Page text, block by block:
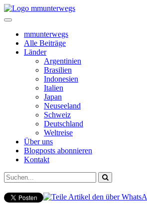
mmunterwegs
Alle Beiträge
Länder
Argentinien
Brasilien
Indonesien
Italien
Japan
Neuseeland
Schweiz
Deutschland
Weltreise
Über uns
Blogposts abonnieren
Kontakt